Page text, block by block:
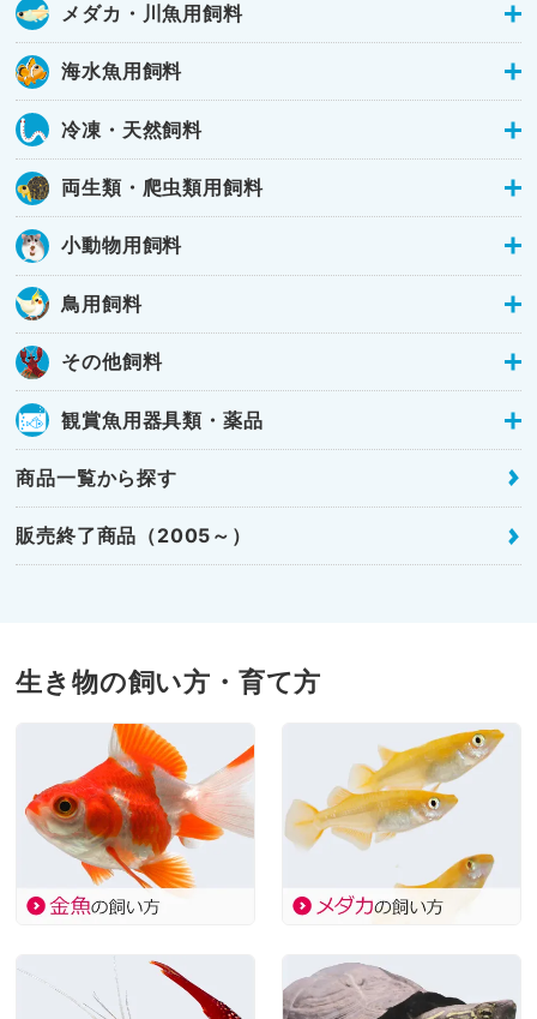
メダカ・川魚用飼料
海水魚用飼料
冷凍・天然飼料
両生類・爬虫類用飼料
小動物用飼料
鳥用飼料
その他飼料
観賞魚用器具類・薬品
商品一覧から探す
販売終了商品（2005～）
生き物の飼い方・育て方